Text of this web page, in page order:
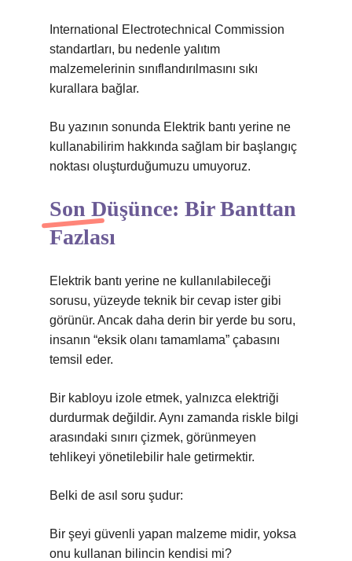
International Electrotechnical Commission
standartları, bu nedenle yalıtım
malzemelerinin sınıflandırılmasını sıkı
kurallara bağlar.
Bu yazının sonunda Elektrik bantı yerine ne
kullanabilirim hakkında sağlam bir başlangıç
noktası oluşturduğumuzu umuyoruz.
Son Düşünce: Bir Banttan
Fazlası
Elektrik bantı yerine ne kullanılabileceği
sorusu, yüzeyde teknik bir cevap ister gibi
görünür. Ancak daha derin bir yerde bu soru,
insanın “eksik olanı tamamlama” çabasını
temsil eder.
Bir kabloyu izole etmek, yalnızca elektriği
durdurmak değildir. Aynı zamanda riskle bilgi
arasındaki sınırı çizmek, görünmeyen
tehlikeyi yönetilebilir hale getirmektir.
Belki de asıl soru şudur:
Bir şeyi güvenli yapan malzeme midir, yoksa
onu kullanan bilincin kendisi mi?